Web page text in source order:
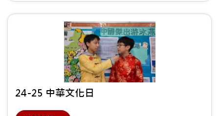
24-25 中華文化日